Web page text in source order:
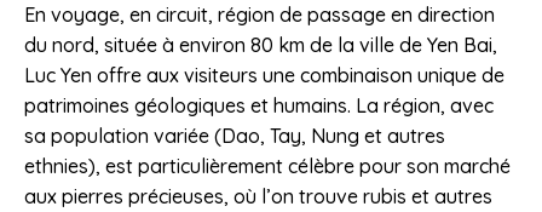
En voyage, en circuit, région de passage en direction
du nord, située à environ 80 km de la ville de Yen Bai,
Luc Yen offre aux visiteurs une combinaison unique de
patrimoines géologiques et humains. La région, avec
sa population variée (Dao, Tay, Nung et autres
ethnies), est particulièrement célèbre pour son marché
aux pierres précieuses, où l’on trouve rubis et autres